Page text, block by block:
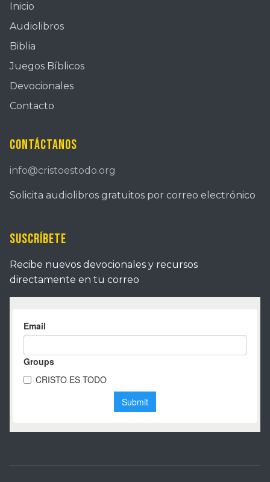
Inicio
Audiolibros
Biblia
Juegos Bíblicos
Devocionales
Contacto
Contáctanos
info@cristoestodo.org
Solicita audiolibros gratuitos por correo electrónico
Suscríbete
Recibe nuevos devocionales y recursos
directamente en tu correo